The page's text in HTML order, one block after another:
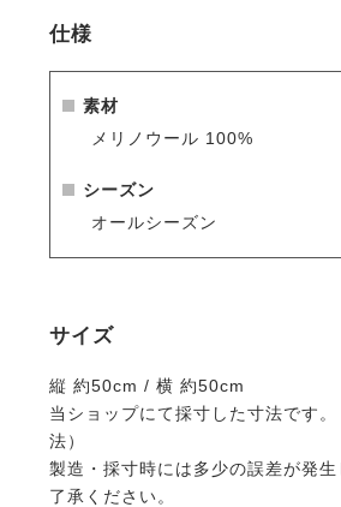
さしい肌触りと通気性。
・PET FRIENDLY (ペットフレン
付いており、ペットにも配慮した天
・メリノウールは抗菌・防臭作用が
・季節を問わず使える、軽やかで快
・同柄のブランケットやスローケッ
1984年創業、スウェーデンのオイ
営のウール手袋靴下工場です。
上質なメリノウール素材にこだわり
っています。
ほっこり優しいデザインは、スウェ
自然、伝統文化からインスピレー
れました。
仕様
素材
メリノウール 100%
シーズン
オールシーズン
サイズ
縦 約50cm / 横 約50cm
当ショップにて採寸した寸法です
法）
製造・採寸時には多少の誤差が発
了承ください。